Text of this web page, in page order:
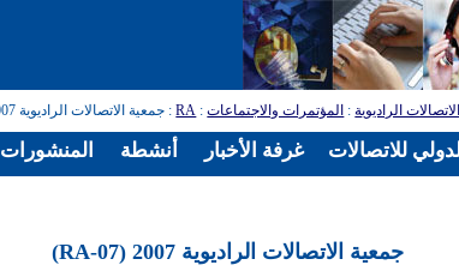
الراديوية: المؤتمرات والاجتماعات:
RA: جمعية الاتصالات الراديوية 2007 (RA-07)
جمعية الاتصالات الراديوية 2007 (RA-07)
المنشورات أنشطة غرفة الأخبار للاتصالات